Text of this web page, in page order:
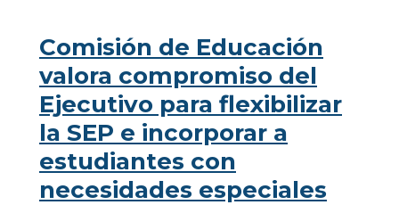
Comisión de Educación
valora compromiso del
Ejecutivo para flexibilizar
la SEP e incorporar a
estudiantes con
necesidades especiales